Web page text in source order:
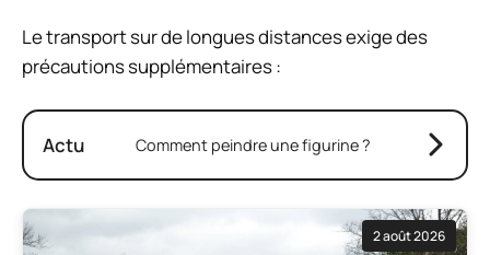
Le transport sur de longues distances exige des
précautions supplémentaires :
Actu Comment peindre une figurine ?
2 août 2026